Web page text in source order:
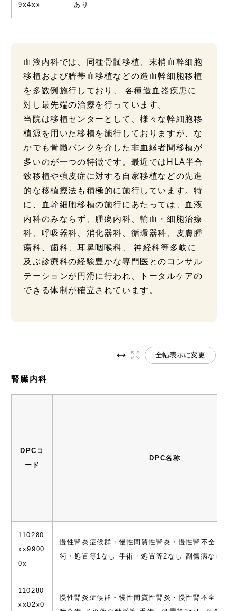
9x4xx
あり
血液内科では、同種骨髄移植、末梢血幹細胞
移植および臍帯血移植などの造血幹細胞移植
を多数例施行しており、 各種造血器疾患に
対し最先端の治療を行っています。
当院は移植センターとして、様々な幹細胞移
植源を用いた移植を施行しておりますが、な
かでも骨髄バンクを介した非血縁者間移植が
多いのが一つの特徴です。最近ではHLA半合
致移植や強皮症に対する自家移植などの先進
的な移植療法も積極的に施行しています。特
に、血幹細胞移植の施行にあたっては、血液
内科のみならず、腫瘍内科、輸血・細胞治療
科、呼吸器科、消化器科、循環器科、皮膚腫
瘍科、歯科、耳鼻咽喉科、 神経科等多岐に
及ぶ診療科の経験豊かな専門医とのコンサル
テーションが円滑に行われ、トータルケアの
できる体制が確立されています。
全幅表示に変更
腎臓内科
DPCコ
ード
DPC名称
110280
xx9900
0x
慢性腎炎症候群・慢性間質性腎炎・慢性腎不全
術・処置等1なし 手術・処置等2なし 副傷病なし
110280
xx02x0
慢性腎炎症候群・慢性間質性腎炎・慢性腎不全 動